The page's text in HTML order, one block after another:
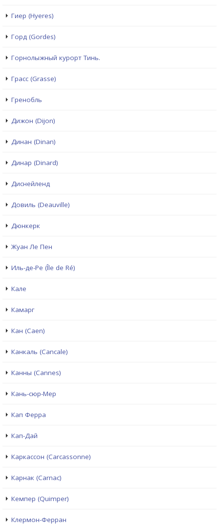
Гиер (Hyeres)
Горд (Gordes)
Горнолыжный курорт Тинь.
Грасс (Grasse)
Гренобль
Дижон (Dijon)
Динан (Dinan)
Динар (Dinard)
Диснейленд
Довиль (Deauville)
Дюнкерк
Жуан Ле Пен
Иль-де-Ре (Île de Ré)
Кале
Камарг
Кан (Caen)
Канкаль (Cancale)
Канны (Cannes)
Кань-сюр-Мер
Кап Ферра
Кап-Дай
Каркассон (Carcassonne)
Карнак (Carnac)
Кемпер (Quimper)
Клермон-Ферран